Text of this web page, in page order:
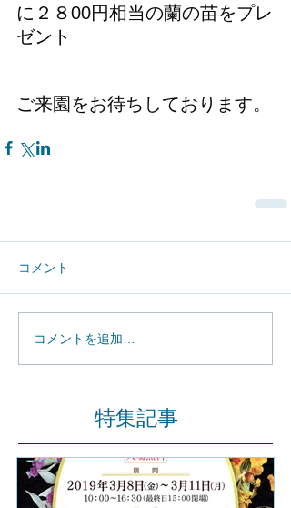
に２８00円相当の蘭の苗をプレ
ゼント
ご来園をお待ちしております。
コメント
コメントを追加…
特集記事